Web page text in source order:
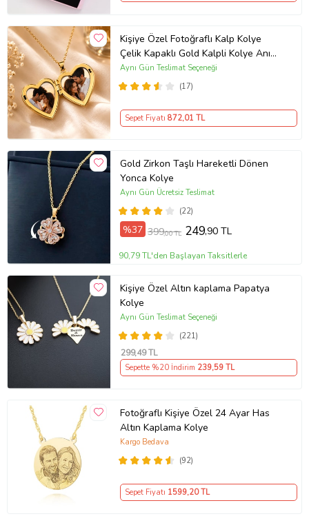
Kişiye Özel Fotoğraflı Kalp Kolye
Çelik Kapaklı Gold Kalpli Kolye Anı
Kolyesi Kalp Kolye Resimli Kolye –
Açılır Kapaklı Romantik Gold
(17)
Aynı Gün Teslimat Seçeneği
Sepet Fiyatı 872,01 TL
Gold Zirkon Taşlı Hareketli Dönen
Yonca Kolye
(22)
Aynı Gün Ücretsiz Teslimat
%37 399,00 TL 249,90 TL
90,79 TL'den Başlayan Taksitlerle
Kişiye Özel Altın kaplama Papatya
Kolye
(221)
Aynı Gün Teslimat Seçeneği
299,49 TL
Sepette %20 İndirim 239,59 TL
Fotoğraflı Kişiye Özel 24 Ayar Has
Altın Kaplama Kolye
(92)
Kargo Bedava
Sepet Fiyatı 1599,20 TL